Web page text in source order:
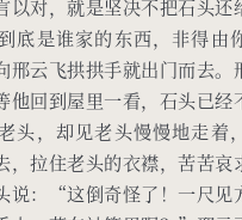
以对，就是坚决不把石头还
底是谁家的东西，非得由
云飞拱拱手就出门而去。
他回到屋里一看，石头已经
头，却见老头慢慢地走着
，拉住老头的衣襟，苦苦哀
说：“这倒奇怪了！一尺见